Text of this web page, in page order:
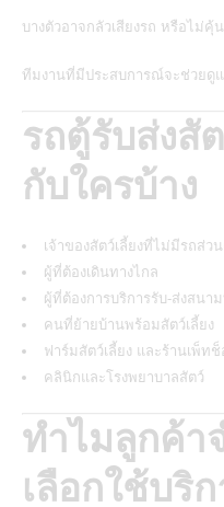
บางตัวอาจกลัวเสียงรถ หรือไม่คุ้
ทีมงานที่มีประสบการณ์จะช่วยดูแ
รถตู้รับส่งสั
กับใครบ้าง
เจ้าของสัตว์เลี้ยงที่ไม่มีรถส่ว
ผู้ที่ต้องเดินทางไกล
ผู้ที่ต้องการบริการรับ-ส่งสนา
คนที่ย้ายบ้านพร้อมสัตว์เลี้ยง
ฟาร์มสัตว์เลี้ยง และร้านเพ็ทช็
คลินิกและโรงพยาบาลสัตว์
ทำไมลูกค้า
เลือกใช้บริ